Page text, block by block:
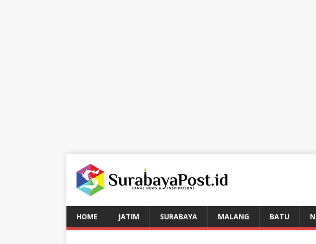
HOME JATIM SURABAYA MALANG BATU